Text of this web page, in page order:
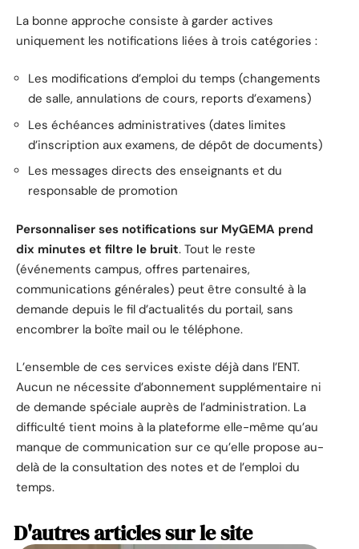
La bonne approche consiste à garder actives
uniquement les notifications liées à trois catégories :
Les modifications d’emploi du temps (changements
de salle, annulations de cours, reports d’examens)
Les échéances administratives (dates limites
d’inscription aux examens, de dépôt de documents)
Les messages directs des enseignants et du
responsable de promotion
Personnaliser ses notifications sur MyGEMA prend
dix minutes et filtre le bruit. Tout le reste
(événements campus, offres partenaires,
communications générales) peut être consulté à la
demande depuis le fil d’actualités du portail, sans
encombrer la boîte mail ou le téléphone.
L’ensemble de ces services existe déjà dans l’ENT.
Aucun ne nécessite d’abonnement supplémentaire ni
de demande spéciale auprès de l’administration. La
difficulté tient moins à la plateforme elle-même qu’au
manque de communication sur ce qu’elle propose au-
delà de la consultation des notes et de l’emploi du
temps.
D'autres articles sur le site